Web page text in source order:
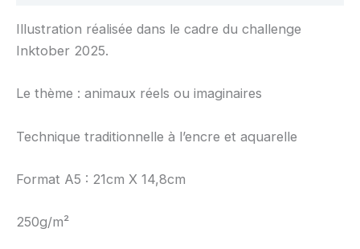
Illustration réalisée dans le cadre du challenge
Inktober 2025.
Le thème : animaux réels ou imaginaires
Technique traditionnelle à l’encre et aquarelle
Format A5 : 21cm X 14,8cm
250g/m²